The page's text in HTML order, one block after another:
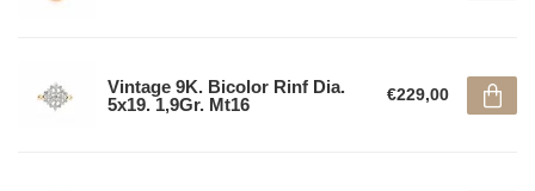
Vintage 9K. Bicolor Rinf Dia.
5x19. 1,9Gr. Mt16
€229,00